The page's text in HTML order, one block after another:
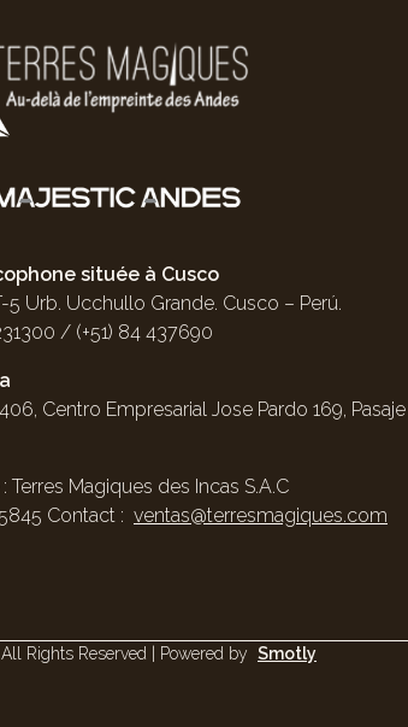
située à Cusco
5 Urb. Ucchullo Grande. Cusco – Perú.
/ (+51) 84 437690
Centro Empresarial Jose Pardo 169,
Terres Magiques des Incas S.A.C
Contact : ventas@terresmagiques.com
Rights Reserved | Powered by Smotly